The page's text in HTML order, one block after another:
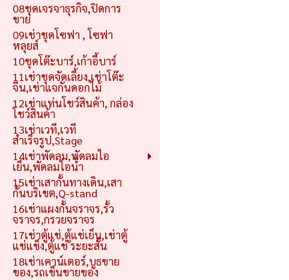
08ชุดเจรจาธุรกิจ,ปิดการ
ขาย
09เช่าชุดโซฟา , โซฟา
หลุยส์
10ชุดโต๊ะบาร์,เก้าอี้บาร์
11เช่าชุดจัดเลี้ยง,เช่าโต๊ะ
จีน,เช่าแจกันดอกไม้
12เช่าแท่นโชว์สินค้า, กล่อง
โชว์สินค้า
13เช่าเวที,เวที
สำเร็จรูป,Stage
14เช่าพัดลม,พัดลมไอ
เย็น,พัดลมไอน้ำ
15เช่าเสากั้นทางเดิน,เสา
กั้นบริเขต,Q-stand
16เช่าแผงกั้นจราจร,รั้ว
จราจร,กรวยจราจร
17เช่าตู้แช่,ตู้แช่เย็น,เช่าตู้
แช่แข็ง,ตู้แช่ ระยะสั้น
18เช่าเคาน์เตอร์,บูธขาย
ของ,รถเข็นขายของ